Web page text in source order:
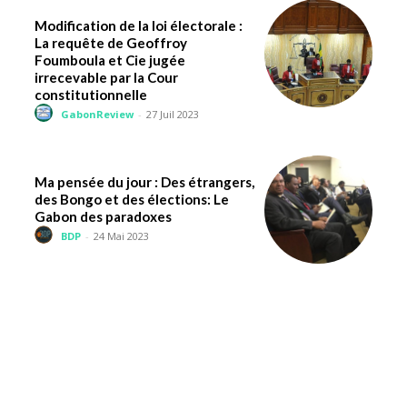
Modification de la loi électorale :
La requête de Geoffroy
Foumboula et Cie jugée
irrecevable par la Cour
constitutionnelle
GabonReview - 27 Juil 2023
Ma pensée du jour : Des étrangers,
des Bongo et des élections: Le
Gabon des paradoxes
BDP - 24 Mai 2023